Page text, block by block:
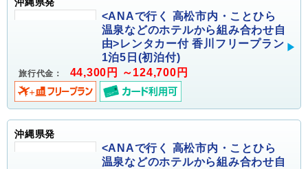
<ANAで行く 高松市内・ことひら
温泉などのホテルから組み合わせ自
由>レンタカー付 香川フリープラン
1泊5日(初泊付)
旅行代金： 44,300円 ～124,700円
沖縄県発
<ANAで行く 高松市内・ことひら
温泉などのホテルから組み合わせ自